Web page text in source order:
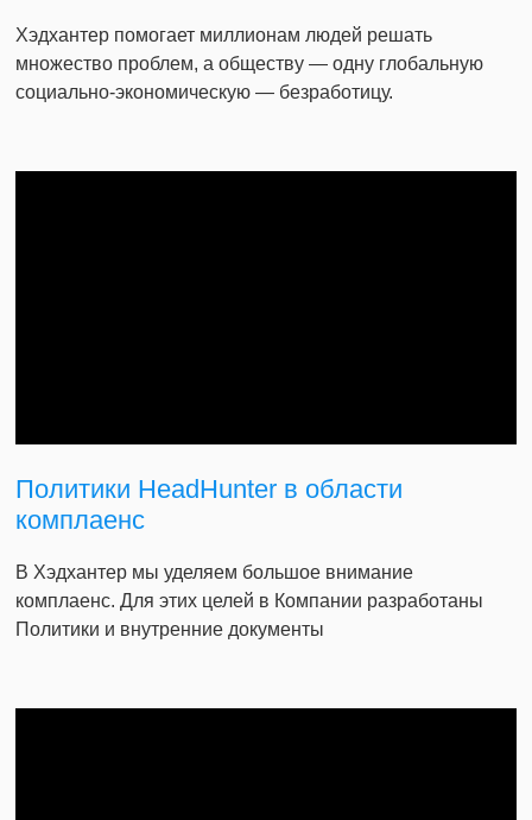
Хэдхантер помогает миллионам людей решать
множество проблем, а обществу — одну глобальную
социально-экономическую — безработицу.
Политики HeadHunter в области
комплаенс
В Хэдхантер мы уделяем большое внимание
комплаенс. Для этих целей в Компании разработаны
Политики и внутренние документы